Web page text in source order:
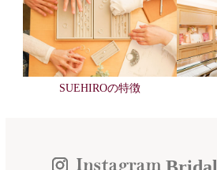
SUEHIROの特徴